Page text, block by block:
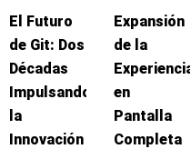
El Futuro
de Git: Dos
Décadas
Impulsando
la
Innovación
Expansión
de la
Experiencia
en
Pantalla
Completa